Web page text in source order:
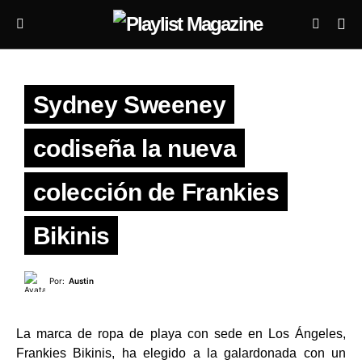
Sydney Sweeney
codiseña la nueva
colección de Frankies
Bikinis
Por: Austin
La marca de ropa de playa con sede en Los Ángeles,
Frankies Bikinis, ha elegido a la galardonada con un